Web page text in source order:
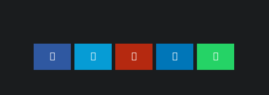
Jika Banding Juga Ditolak, UGM Wajib
Buka Dokumen Akademik Jokowi Ke